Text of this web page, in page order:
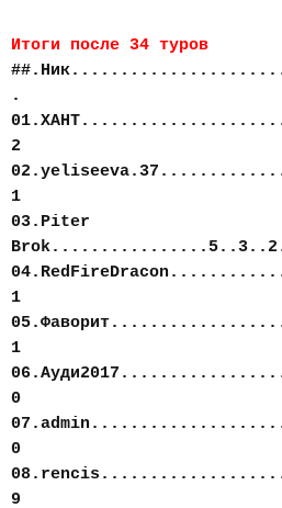
Итоги после 34 туров
.
2
1
03.Piter
1
1
0
0
9